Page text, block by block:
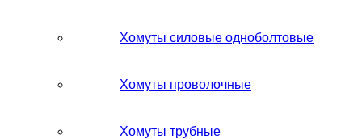
Хомуты силовые одноболтовые
Хомуты проволочные
Хомуты трубные